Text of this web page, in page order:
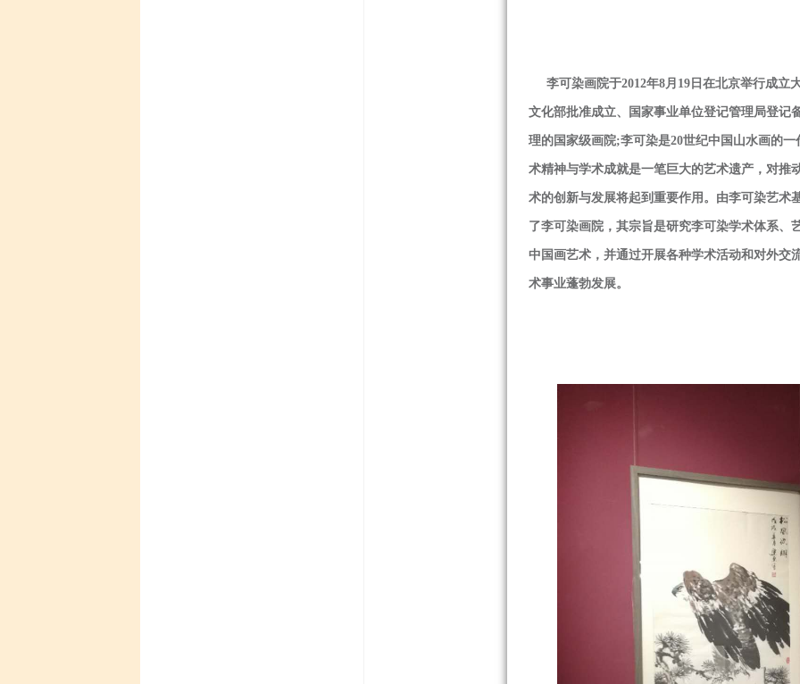
文化部批准成立、国家事业单位登记管理局登记
理的国家级画院;李可染是20世纪中国山水画的一
术精神与学术成就是一笔巨大的艺术遗产，对推
术的创新与发展将起到重要作用。由李可染艺术
了李可染画院，其宗旨是研究李可染学术体系、
中国画艺术，并通过开展各种学术活动和对外交
术事业蓬勃发展。